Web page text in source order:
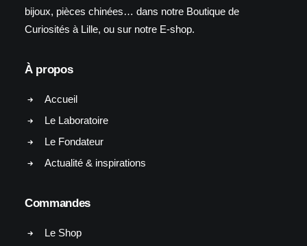
bijoux, pièces chinées… dans notre Boutique de
Curiosités à Lille, ou sur notre E-shop.
À propos
Accueil
Le Laboratoire
Le Fondateur
Actualité & inspirations
Commandes
Le Shop